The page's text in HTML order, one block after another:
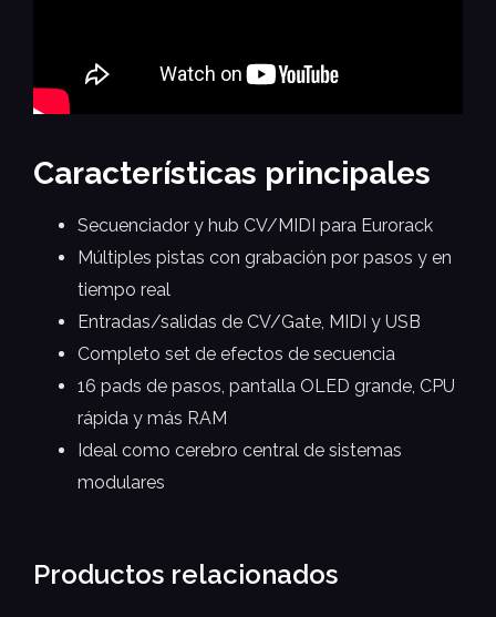
Características principales
Secuenciador y hub CV/MIDI para Eurorack
Múltiples pistas con grabación por pasos y en
tiempo real
Entradas/salidas de CV/Gate, MIDI y USB
Completo set de efectos de secuencia
16 pads de pasos, pantalla OLED grande, CPU
rápida y más RAM
Ideal como cerebro central de sistemas
modulares
Productos relacionados